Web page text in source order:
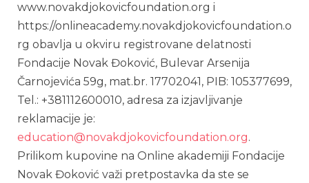
www.novakdjokovicfoundation.org i
https://onlineacademy.novakdjokovicfoundation.o
rg obavlja u okviru registrovane delatnosti
Fondacije Novak Đoković, Bulevar Arsenija
Čarnojevića 59g, mat.br. 17702041, PIB: 105377699,
Tel.: +381112600010, adresa za izjavljivanje
reklamacije je:
education@novakdjokovicfoundation.org.
Prilikom kupovine na Online akademiji Fondacije
Novak Đoković važi pretpostavka da ste se